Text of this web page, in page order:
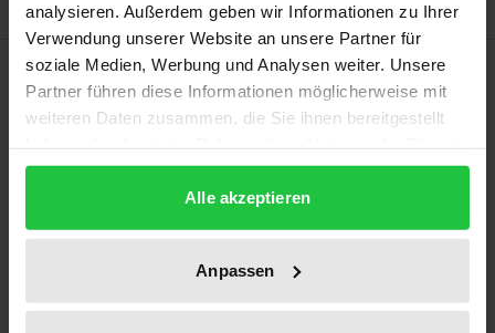
analysieren. Außerdem geben wir Informationen zu Ihrer
Verwendung unserer Website an unsere Partner für
soziale Medien, Werbung und Analysen weiter. Unsere
Partner führen diese Informationen möglicherweise mit
weiteren Daten zusammen, die Sie ihnen bereitgestellt
gesammelt haben.
Alle akzeptieren
Anpassen
Description
The book analyses the significance of the United
Nations Organisation and its Charter within the law
of international organisations. It examines the legal
position of the United Nations in relation to other
international organisations and shows whether and